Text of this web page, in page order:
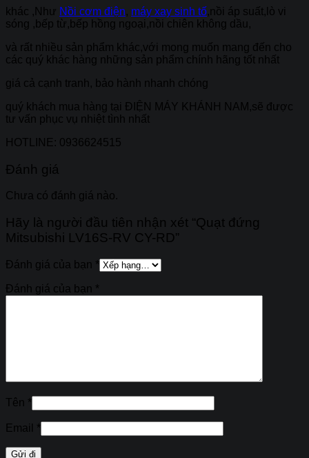
khác ,Như Nồi cơm điện, máy xay sinh tố,nồi áp suất,lò vi
sóng ,bếp từ,bếp hồng ngoại,nồi chiên không dầu,
và rất nhiều sản phẩm khác,với mong muốn mang đến cho
các quý khác hàng những sản phẩm chính hãng tốt nhất
giá cả cạnh tranh, bảo hành nhanh chóng
quý khách mua hàng tại ĐIỆN MÁY KHÁNH NAM ,sẽ được
tư vấn phục vụ nhiệt tình nhất
HOTLINE: 0936624515
Đánh giá
Chưa có đánh giá nào.
Hãy là người đầu tiên nhận xét “Quạt đứng
Mitsubishi LV16S-RV CY-RD”
Đánh giá của bạn *
Đánh giá của bạn *
Tên *
Email *